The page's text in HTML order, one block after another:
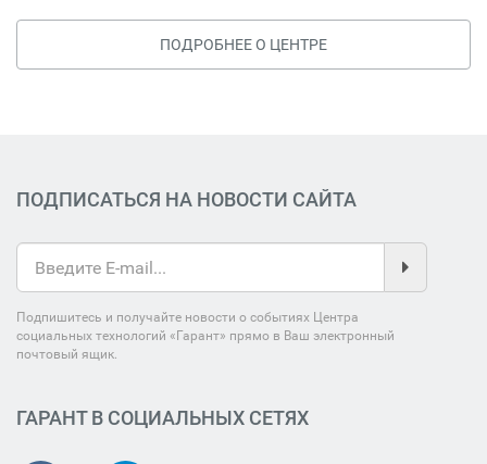
ПОДРОБНЕЕ О ЦЕНТРЕ
ПОДПИСАТЬСЯ НА НОВОСТИ САЙТА
Подпишитесь и получайте новости о событиях Центра
социальных технологий «Гарант» прямо в Ваш электронный
почтовый ящик.
ГАРАНТ В СОЦИАЛЬНЫХ СЕТЯХ